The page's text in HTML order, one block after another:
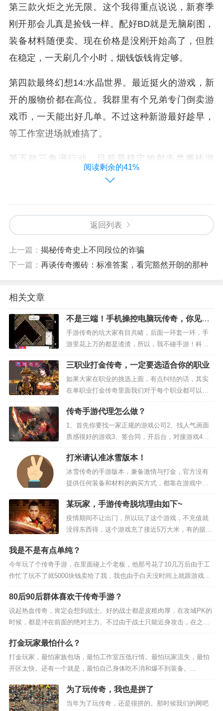
第三款火炬之光无限。这个我得重点说说，新赛季
刚开那会儿真是捡钱一样。配好BD就是无脑刷图，
装备材料随便卖。现在价格是没刚开始高了，但胜
在稳定，一天刷几个小时，烟钱饭钱肯定够。
第四款最终幻想14:水晶世界。最近挺火的游戏，新
开的服物价都在高位。我群里有个兄弟专门倒卖游
戏币，一天能出好几单。不过这种新游最好趁早，
等工作室进场就难搞了。
第五款三角洲行动。目前最稳定的射击类搬砖游
戏！市面上科技已经成熟，我认识几个枪法好的，
第六款逆水寒手游。游戏虽然老了点，但瘦死的骆
驼比马大。每天挂挂机，做做日常，攒点材料卖
卖，就当零花钱。适合那些不想太累的兄弟。
第七款塔瑞斯世界。现在搬砖的人少了，但正因为
人少，物价反而稳定。我认识几个老玩家还在坚
持，他们说就当养老游戏玩，顺便赚点外快。
第八款万国觉醒。这个最适合懒人，建筑升级完就
等着收菜。收完资源卖给公会里的大佬，简直不要
太轻松。上班族摸鱼必备！
第九款龙之谷世界。现在搬砖要有点技巧，整5个号
开一个特权，小号刷盆地深渊搞钥匙，大号刷细
缝，打出东西出售成游戏币，然后通过邮寄的方式
交易就行。
第十款奶块手游。优点就是交易自由方便，好上手
区服少，游戏道具掉价没有那么狠，比较适合单人
养老搬；缺点就是起号周期长。
最后说句实在话，搬砖这个事吧，关键得找到适合
自己的游戏。你首先得玩得进去，才能坚持下去。
别光看别人赚多少，要选自己真正会玩的游戏。毕
竟玩游戏赚钱，玩是前提，赚钱是顺带的。
阅读剩余的41%
返回列表
上一篇： 揭秘传奇史上不同段位的诈骗
下一篇： 再谈传奇搬砖：标准答案，看完豁然开朗的那种
相关文章
不是三端！手机操控电脑玩传奇，你见识
过吗？
手游传奇的坑大家有目共睹，后面一环套一环，手
游里花上万的都是渣渣，所以，我不碰手游！科普
一下为何手游花比较坑，一般手游都是加盟的，服
务器，后台都是一些大的游戏公司的，人家的版本
你也没有权利去改，说白了...
三职业打金传奇，一定要选适合你的职业
如果大家在职业的挑选上面，有点纠结的话，其实
在单职业打金传奇里面我们对于每个职业都可以进
行一些相应的分析，其实每个玩家在游戏里面的发
展路线都是不一样的，有的玩家可能是比较喜欢和
平的，有的玩家可能就是比...
传奇手游代理怎么做？
1、首先你要找一家正规的游戏公司2、找人气画面
质感很好的游戏3、签合同，开后台，对接游戏4、
安排培训、因为从游戏发行商拿一级代理是会给代
理商有专业培训指导的，而且分成是日结算的，不
用担心拿不到自己的分...
打米请认准冰雪版本！
冰雪传奇的手游版本，兼备激情与打金，官方没有
提供任何装备和材料的购买方式，都靠在游戏中
刷。想更强就需要从游戏里其他玩家手中购买各种
材料、元宝、装备。有需求就会有市场。进入游戏
后，先查阅"成长...
某玩家，手游传奇脱坑理由如下~
疫情期间不让出门，所以玩了这个游戏，不充值就
没得东西得，这个游戏充了接近5万大米，有的据说
充了100多万大米。后来渐渐有些大号多个人玩，才
听说那些所谓充100多万大米的都是托儿。知道以后
果断不充了，但...
我是不是有点单纯？
今年玩了个传奇手游，在里面碰上个老板，他那号花了10几万后由于工
作忙了玩不了就5000块钱卖给了我，我也由于白天没时间上就跟游戏里
玩的很好的人一起玩这个大号。之后他在这号也挂机大概5000块钱，本
来玩...
80后90后群体喜欢干传奇手游？
说起热血传奇，肯定会想到战士。好的战士都是皮糙肉厚，在攻城PK的
时候，都是冲在前面的绝对主力。不过由于战士只能近身攻击，在之前
跟法师PK的时候就很吃亏。随着1.8版本英雄技能的更新，战士终于出
了一个无...
打金玩家最怕什么？
打金玩家，最怕家族包场，最怕工作室压低行情。最怕玩家流失，最怕
开区太快。还有一个就是，最怕自己身体吃不消和爆不到装备。...
为了玩传奇，我也是拼了
当年为了玩传奇，还是很拼的。那时候我们的网吧